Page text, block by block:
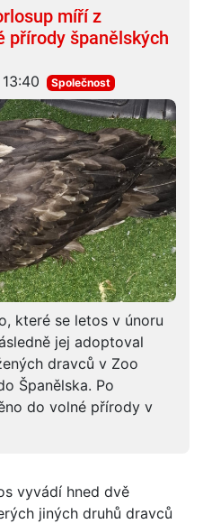
míří z
přírody španělských
Společnost
které se letos v únoru
jej adoptoval
dravců v Zoo
Španělska. Po
do volné přírody v
vyvádí hned dvě
jiných druhů dravců